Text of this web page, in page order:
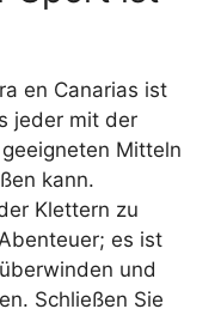
en Canarias ist
jeder mit der
Mitteln
kann.
Klettern zu
es ist
und
Schließen Sie